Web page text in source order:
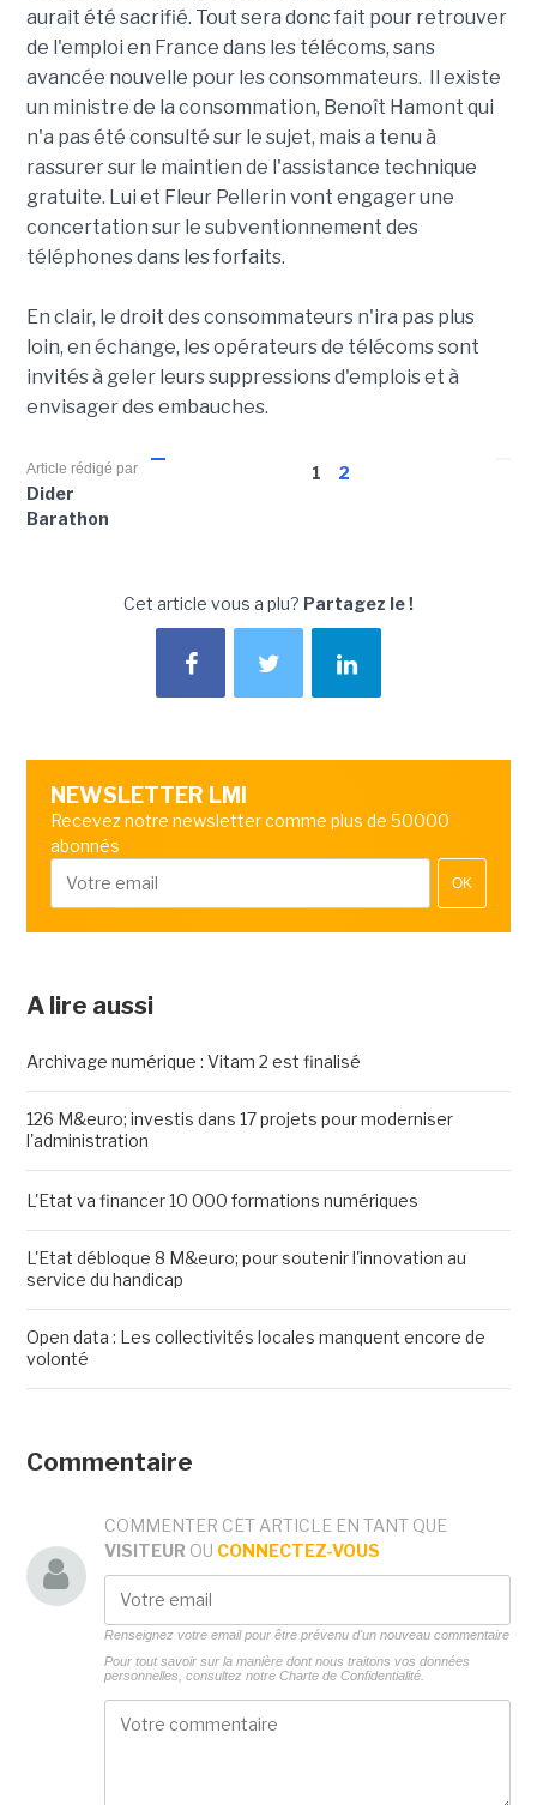
aurait été sacrifié. Tout sera donc fait pour retrouver
de l'emploi en France dans les télécoms, sans
avancée nouvelle pour les consommateurs. Il existe
un ministre de la consommation, Benoît Hamont qui
n'a pas été consulté sur le sujet, mais a tenu à
rassurer sur le maintien de l'assistance technique
gratuite. Lui et Fleur Pellerin vont engager une
concertation sur le subventionnement des
téléphones dans les forfaits.
En clair, le droit des consommateurs n'ira pas plus
loin, en échange, les opérateurs de télécoms sont
invités à geler leurs suppressions d'emplois et à
envisager des embauches.
1 2
Article rédigé par
Dider
Barathon
Cet article vous a plu? Partagez le !
NEWSLETTER LMI
Recevez notre newsletter comme plus de 50000
abonnés
OK
A lire aussi
Archivage numérique : Vitam 2 est finalisé
126 M&euro; investis dans 17 projets pour moderniser
l'administration
L'Etat va financer 10 000 formations numériques
L'Etat débloque 8 M&euro; pour soutenir l'innovation au
service du handicap
Open data : Les collectivités locales manquent encore de
volonté
Commentaire
COMMENTER CET ARTICLE EN TANT QUE
VISITEUR OU CONNECTEZ-VOUS
Renseignez votre email pour être prévenu d'un nouveau commentaire
Pour tout savoir sur la manière dont nous traitons vos données
personnelles, consultez notre Charte de Confidentialité.